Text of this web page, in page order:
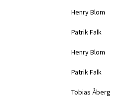
Henry Blom
Patrik Falk
Henry Blom
Patrik Falk
Tobias Åberg